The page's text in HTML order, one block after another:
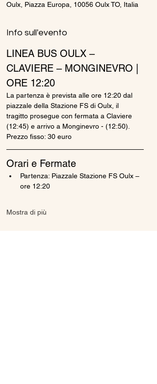
Oulx, Piazza Europa, 10056 Oulx TO, Italia
Info sull'evento
LINEA BUS OULX –
CLAVIERE – MONGINEVRO |
ORE 12:20
La partenza è prevista alle ore 12:20 dal
piazzale della Stazione FS di Oulx, il
tragitto prosegue con fermata a Claviere
(12:45) e arrivo a Monginevro - (12:50).
Prezzo fisso: 30 euro
Orari e Fermate
Partenza: Piazzale Stazione FS Oulx –
ore 12:20
Mostra di più